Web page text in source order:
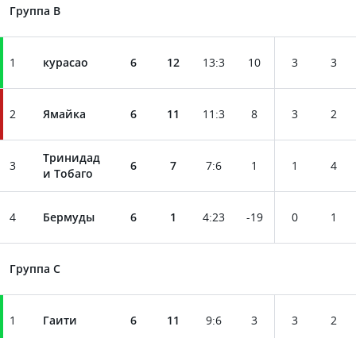
Группа B
1 курасао 6 12 13:3 10 3 3
2 Ямайка 6 11 11 :3 8 3 2
3
Тринидад
и Тобаго
6 7 7:6 1 1 4
4 Бермуды 6 1 4:23 -19 0 1
Группа C
1 Гаити 6 11 9:6 3 3 2